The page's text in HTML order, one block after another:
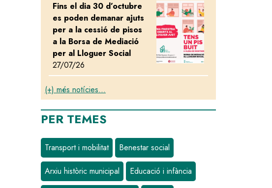
Fins el dia 30 d’octubre
es poden demanar ajuts
per a la cessió de pisos
a la Borsa de Mediació
per al Lloguer Social
27/07/26
Image
(+) més notícies...
PER TEMES
Transport i mobilitat Benestar social
Arxiu històric municipal Educació i infància